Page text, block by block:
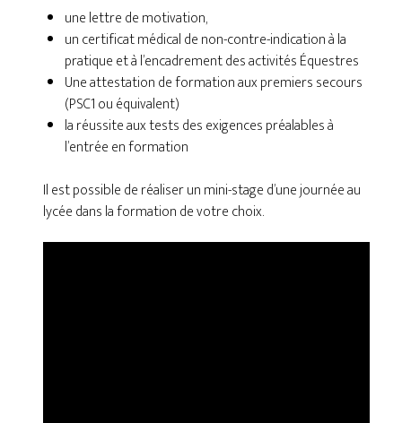
une lettre de motivation,
un certificat médical de non-contre-indication à la
pratique et à l’encadrement des activités Équestres
Une attestation de formation aux premiers secours
(PSC1 ou équivalent)
la réussite aux tests des exigences préalables à
l’entrée en formation
Il est possible de réaliser un mini-stage d’une journée au
lycée dans la formation de votre choix.